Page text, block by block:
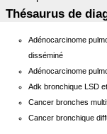
Thésaurus de
Adénocarcinome
disséminé
Adénocarcinome
Adk bronchique LSD
Cancer bronches
Cancer bronchique